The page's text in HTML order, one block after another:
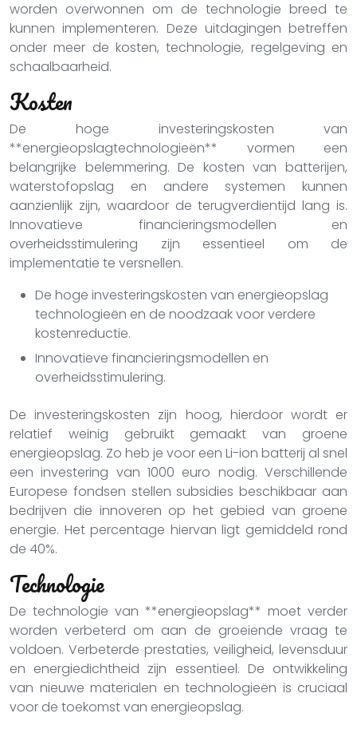
worden overwonnen om de technologie breed te
kunnen implementeren. Deze uitdagingen betreffen
onder meer de kosten, technologie, regelgeving en
schaalbaarheid.
Kosten
De hoge investeringskosten van
**energieopslagtechnologieën** vormen een
belangrijke belemmering. De kosten van batterijen,
waterstofopslag en andere systemen kunnen
aanzienlijk zijn, waardoor de terugverdientijd lang is.
Innovatieve financieringsmodellen en
overheidsstimulering zijn essentieel om de
implementatie te versnellen.
De hoge investeringskosten van energieopslag
technologieën en de noodzaak voor verdere
kostenreductie.
Innovatieve financieringsmodellen en
overheidsstimulering.
De investeringskosten zijn hoog, hierdoor wordt er
relatief weinig gebruikt gemaakt van groene
energieopslag. Zo heb je voor een Li-ion batterij al snel
een investering van 1000 euro nodig. Verschillende
Europese fondsen stellen subsidies beschikbaar aan
bedrijven die innoveren op het gebied van groene
energie. Het percentage hiervan ligt gemiddeld rond
de 40%.
Technologie
De technologie van **energieopslag** moet verder
worden verbeterd om aan de groeiende vraag te
voldoen. Verbeterde prestaties, veiligheid, levensduur
en energiedichtheid zijn essentieel. De ontwikkeling
van nieuwe materialen en technologieën is cruciaal
voor de toekomst van energieopslag.